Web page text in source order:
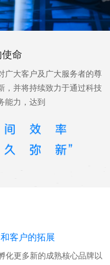
命
广大客户及广大服务者的尊
，并将持续致力于通过科技
能力，达到
客户的拓展
化更多新的成熟核心品牌以